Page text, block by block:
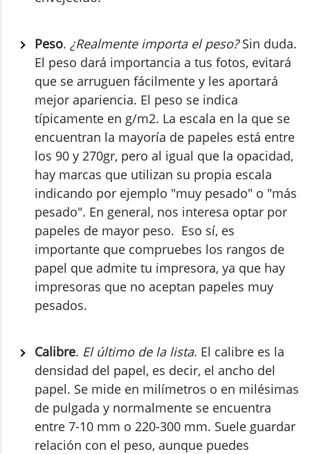
Peso. ¿Realmente importa el peso?Sin duda.
El peso dará importancia a tus fotos, evitará
que se arruguen fácilmente y les aportará
mejor apariencia. El peso se indica
típicamente en g/m2. La escala en la que se
encuentran la mayoría de papeles está entre
los 90 y 270gr, pero al igual que la opacidad,
hay marcas que utilizan su propia escala
indicando por ejemplo "muy pesado" o "más
pesado". En general, nos interesa optar por
papeles de mayor peso. Eso sí, es
importante que compruebes los rangos de
papel que admite tu impresora, ya que hay
impresoras que no aceptan papeles muy
pesados.
Calibre. El último de la lista. El calibre es la
densidad del papel, es decir, el ancho del
papel. Se mide en milímetros o en milésimas
de pulgada y normalmente se encuentra
entre 7-10 mm o 220-300 mm. Suele guardar
relación con el peso, aunque puedes